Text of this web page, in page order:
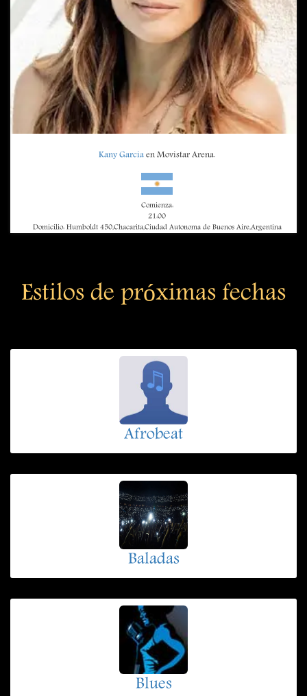
Kany Garciaen Movistar Arena.
Comienza:
21:00
Domicilio: Humboldt 450,Chacarita,Ciudad Autonoma de Buenos Aire,Argentina
Estilos de próximas fechas
Afrobeat
Baladas
Blues